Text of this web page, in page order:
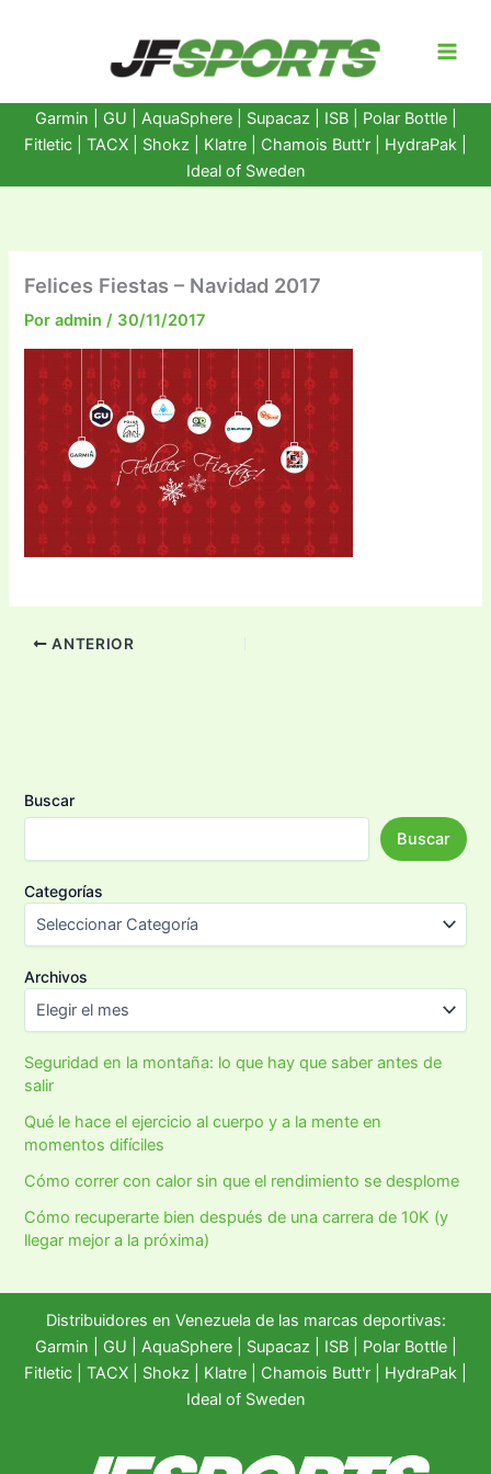
Garmin GU AquaSphere| Supacaz | ISB | Polar Bottle|
Fitletic
TACX Shokz Klatre Chamois Butt'r HydraPak
Ideal of Sweden
Felices Fiestas – Navidad 2017
Poradmin/ 30/11/2017
ANTERIOR
Buscar
Buscar
Categorías
Archivos
Seguridad en la montaña: lo que hay que saber antes de
salir
Qué le hace el ejercicio al cuerpo y a la mente en
momentos difíciles
Cómo correr con calor sin que el rendimiento se desplome
Cómo recuperarte bien después de una carrera de 10K (y
llegar mejor a la próxima)
Distribuidores en Venezuela de las marcas deportivas:
Garmin
GU AquaSphere| Supacaz | ISB | Polar Bottle|
Fitletic
TACX Shokz Klatre Chamois Butt'r HydraPak
Ideal of Sweden